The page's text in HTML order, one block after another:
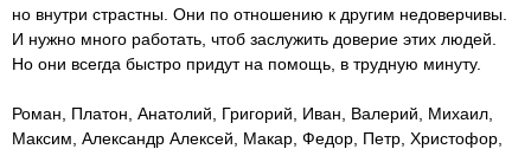
но внутри страстны. Они по отношению к другим недоверчивы.
И нужно много работать, чтоб заслужить доверие этих людей.
Но они всегда быстро придут на помощь, в трудную минуту.
Роман, Платон, Анатолий, Григорий, Иван, Валерий, Михаил,
Максим, Александр Алексей, Макар, Федор, Петр, Христофор,